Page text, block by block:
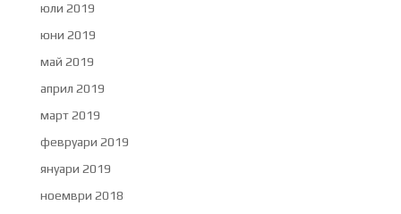
юли 2019
юни 2019
май 2019
април 2019
март 2019
февруари 2019
януари 2019
ноември 2018